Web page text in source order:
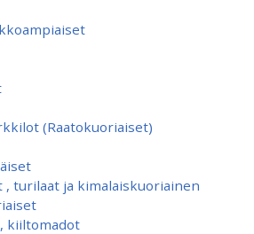
(Raatokuoriaiset)
, turilaat ja kimalaiskuoriainen
kiiltomadot